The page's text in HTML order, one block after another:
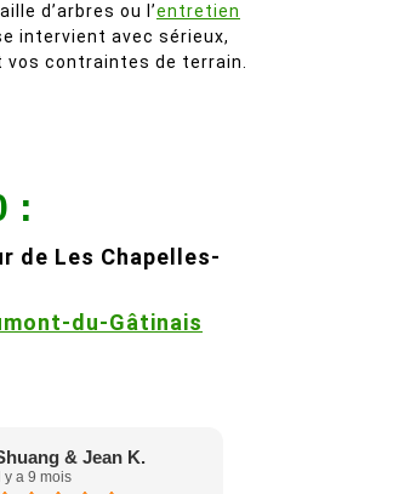
d’arbres ou l’entretien
intervient avec sérieux,
contraintes de terrain.
:
de Les Chapelles-
du-Gâtinais
& Jean K.
y a 9 mois